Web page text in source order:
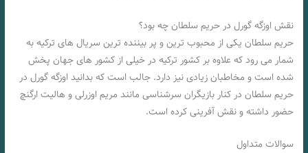
نقش اوزگه گورل در حریم سلطان چه بود؟
حریم سلطان یکی از محبوب ترین و پر بیننده ترین سریال های ترکیه به
شمار می‌ رود که علاوه بر کشور ترکیه در خیلی از کشور های جهان پخش
شده است و مخاطبان زیادی نیز دارد. جالب است که بدانید اوزگه گورل در
حریم سلطان در کنار بازیگران سرشناسی مانند مریم اوزرلی و هالیت ارگنچ
حضور داشته و نقش آفرینی کرده است.
سوالات متداول